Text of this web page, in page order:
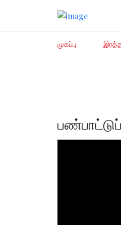
முகப்பு